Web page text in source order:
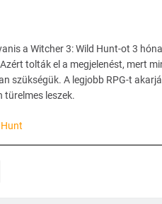
a Witcher 3: Wild Hunt-ot 3
tolták el a megjelenést, mert
szükségük. A legjobb RPG-t
türelmes leszek.